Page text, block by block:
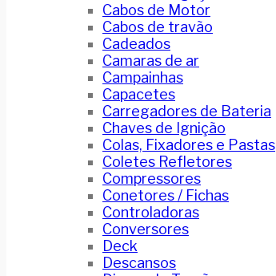
Cabos de Motor
Cabos de travão
Cadeados
Camaras de ar
Campainhas
Capacetes
Carregadores de Bateria
Chaves de Ignição
Colas, Fixadores e Pastas
Coletes Refletores
Compressores
Conetores / Fichas
Controladoras
Conversores
Deck
Descansos